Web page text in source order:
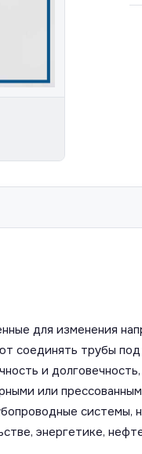
для изменения
соединять трубы
и
или
энергетике,